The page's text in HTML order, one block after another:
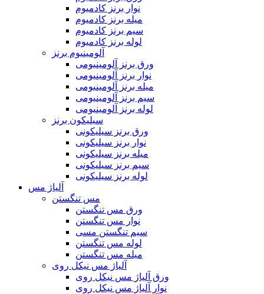
نوار برنز کادمیوم
میله برنز کادمیوم
سیم برنز کادمیوم
لوله برنز کادمیوم
آلومینیوم برنز
ورق برنز آلومینیومی
نوار برنز آلومینیومی
میله برنز آلومینیومی
سیم برنز آلومینیومی
لوله برنز آلومینیومی
سیلیکون برنز
ورق برنز سیلیکونی
نوار برنز سیلیکونی
میله برنز سیلیکونی
سیم برنز سیلیکونی
لوله برنز سیلیکونی
آلیاژ مس
مس تنگستن
ورق مس تنگستن
نوار مس تنگستن
سیم تنگستن مسی
لوله مس تنگستن
میله مس تنگستن
آلیاژ مس نیکل روی
ورق آلیاژ مس نیکل روی
نوار آلیاژ مس نیکل روی